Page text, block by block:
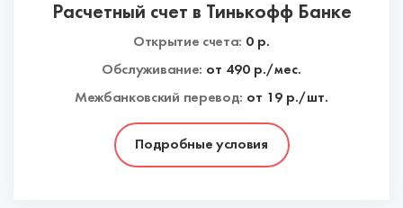
Подробные условия
Расчетный счет в Тинькофф Банке
Открытие счета: 0 р.
Обслуживание: от 490р./мес.
Межбанковский перевод: от 19 р./шт.